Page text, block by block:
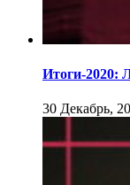
Итоги-2020:
30 Декабрь,